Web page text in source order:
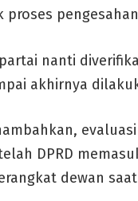
proses
nanti
akhirnya
DPRD
dewan